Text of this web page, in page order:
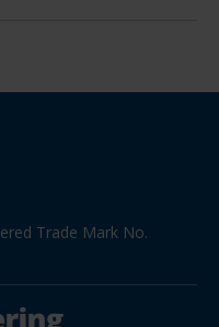
Trade Mark No.